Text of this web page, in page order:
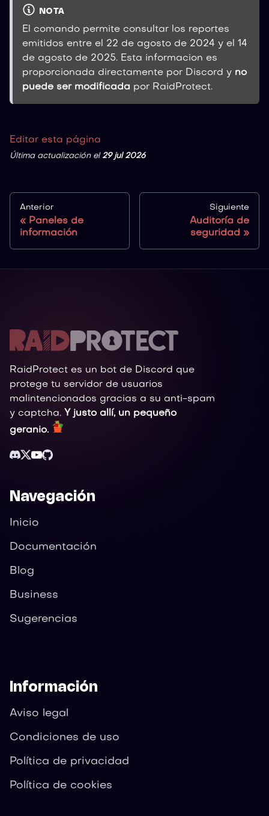
NOTA
El comando permite consultar los reportes
emitidos entre el 22 de agosto de 2024 y el 14
de agosto de 2025. Esta informacion es
proporcionada directamente por Discord y no
puede ser modificada por RaidProtect.
Editar esta página
Última actualizaciónel 29 jul 2026
Anterior
Paneles de
información
Siguiente
Auditoría de
seguridad
RaidProtect es un bot de Discord que
protege tu servidor de usuarios
malintencionados gracias a su anti-spam
y captcha. Y justo allí, un pequeño
geranio.
Navegación
Inicio
Documentación
Blog
Business
Sugerencias
Información
Aviso legal
Condiciones de uso
Política de privacidad
Política de cookies